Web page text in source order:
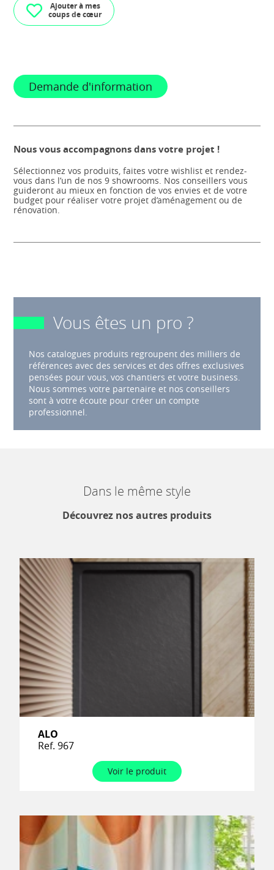
Ajouter à mes
coups de cœur
Demande d'information
Nous vous accompagnons dans votre projet !
Sélectionnez vos produits, faites votre wishlist et rendez-
vous dans l’un de nos 9 showrooms. Nos conseillers vous
guideront au mieux en fonction de vos envies et de votre
budget pour réaliser votre projet d’aménagement ou de
rénovation.
Vous êtes un pro ?
Nos catalogues produits regroupent des milliers de
références avec des services et des offres exclusives
pensées pour vous, vos chantiers et votre business.
Nous sommes votre partenaire et nos conseillers
sont à votre écoute pour créer un compte
professionnel.
Dans le même style
Découvrez nos autres produits
ALO
Ref. 967
Voir le produit